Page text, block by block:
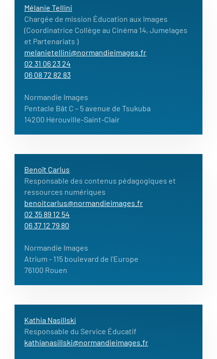
Mélanie Tellini
Chargée de mission Éducation aux Images
(Coordinatrice Collège au Cinéma 14, Jumelages
et Partenariats )
melanietellini@normandieimages.fr
02 31 06 23 24
06 08 72 82 83
Normandie Images
Pentacle Bât C – 5 avenue de Tsukuba
14200 Hérouville-Saint-Clair
Benoît Carlus
Responsable des contenus pédagogiques et
ressources numériques
benoitcarlus@normandieimages.fr
02 35 89 12 54
06 37 12 79 80
Normandie Images
Atrium - 115 boulevard de l'Europe
76100 Rouen
Kathia Nasillski
Responsable du Service Éducatif
kathianasillski@normandieimages.fr